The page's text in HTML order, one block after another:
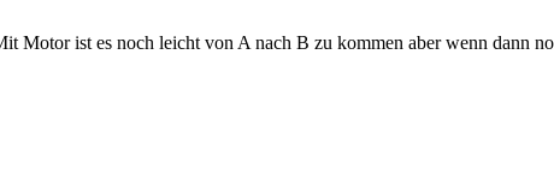
Motor ist es noch leicht von A nach B zu kommen aber wenn dann